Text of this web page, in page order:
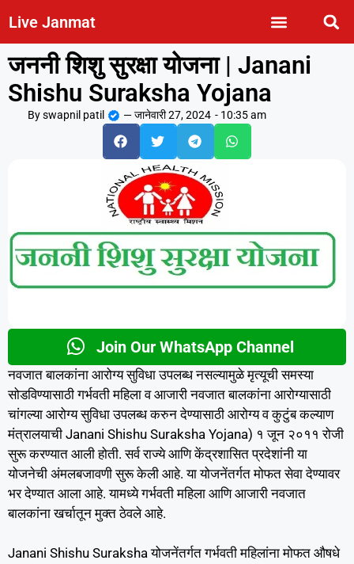
Live Janmat
जननी शिशु सुरक्षा योजना | Janani
Shishu Suraksha Yojana
Byswapnil patil —जानेवारी 27, 2024 - 10:35 am
Join Our WhatsApp Channel
नवजात बालकांना आरोग्य सुविधा उपलब्ध नसल्यामुळे मृत्यूची समस्या
सोडविण्यासाठी गर्भवती महिला व आजारी नवजात बालकांना आरोग्यासाठी
चांगल्या आरोग्य सुविधा उपलब्ध करुन देण्यासाठी आरोग्य व कुटुंब कल्याण
मंत्रालयाची Janani Shishu Suraksha Yojana) १ जून २०११ रोजी
सुरू करण्यात आली होती. सर्व राज्ये आणि केंद्रशासित प्रदेशांनी या
योजनेची अंमलबजावणी सुरू केली आहे. या योजनेंतर्गत मोफत सेवा देण्यावर
भर देण्यात आला आहे. यामध्ये गर्भवती महिला आणि आजारी नवजात
बालकांना खर्चातून मुक्त ठेवले आहे.
Janani Shishu Suraksha योजनेंतर्गत गर्भवती महिलांना मोफत औषधे